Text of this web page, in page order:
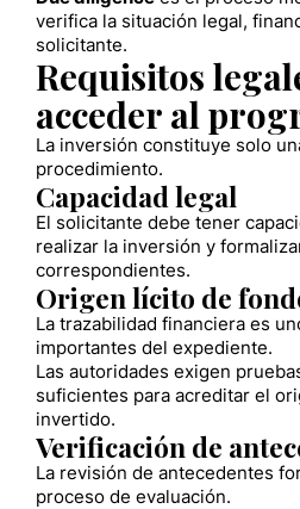
verifica la situación legal,
solicitante.
Requisitos
acceder al
La inversión constituye solo
procedimiento.
Capacidad legal
El solicitante debe tener
realizar la inversión y
correspondientes.
Origen lícito de
La trazabilidad financiera es
importantes del expediente.
Las autoridades exigen
suficientes para acreditar el
invertido.
Verificación de
La revisión de antecedentes
proceso de evaluación.